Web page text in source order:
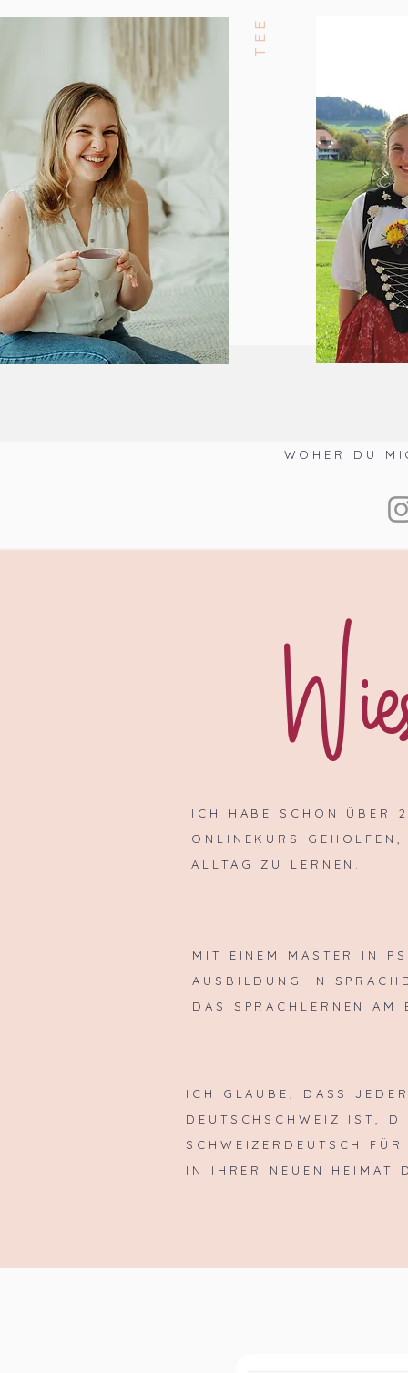
TEE
WOHER DU
ICH HABE SCHON ÜBER
ONLINEKURS
ALLTAG ZU LERNEN.
MIT EINEM MASTER IN
AUSBILDUNG IN
DAS SPRACHLERNEN AM
ICH GLAUBE, DASS
DEUTSCHSCHWEIZ IST,
SCHWEIZERDEUTSCH
IN IHRER NEUEN HEIMAT